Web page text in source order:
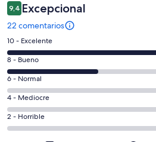
9,4 Excepcional
22 comentarios
14
comentarios
de
un
total
de
22
con
10 - Excelente
8
comentarios
de
un
total
de
22
8 - Bueno
0
comentarios
de
un
total
6 - Normal
0
comentarios
de
4 - Mediocre
0
comentarios
2 - Horrible